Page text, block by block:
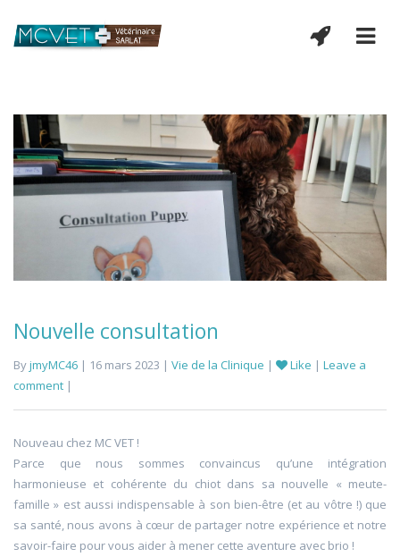
Nouvelle consultation
ByjmyMC46 | 16 mars 2023 | Vie de la Clinique | Like | Leave a
comment |
Nouveau chez MC VET !
Parce que nous sommes convaincus qu’une intégration
harmonieuse et cohérente du chiot dans sa nouvelle « meute-
famille » est aussi indispensable à son bien-être (et au vôtre !) que
sa santé, nous avons à cœur de partager notre expérience et notre
savoir-faire pour vous aider à mener cette aventure avec brio !